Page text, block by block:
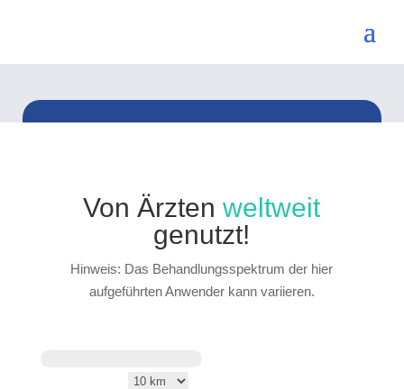
Von Ärztenweltweit
genutzt!
Hinweis: Das Behandlungsspektrum der hier
aufgeführten Anwender kann variieren.